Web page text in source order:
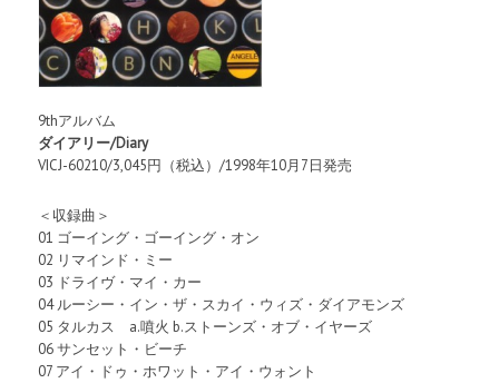
9thアルバム
ダイアリー/Diary
VICJ-60210/3,045円（税込）/1998年10月7日発売
＜収録曲＞
01 ゴーイング・ゴーイング・オン
02 リマインド・ミー
03 ドライヴ・マイ・カー
04 ルーシー・イン・ザ・スカイ・ウィズ・ダイアモンズ
05 タルカス a.噴火 b.ストーンズ・オブ・イヤーズ
06 サンセット・ビーチ
07 アイ・ドゥ・ホワット・アイ・ウォント